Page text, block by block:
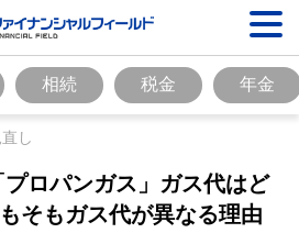
相続 税金 年金
し
プロパンガス」ガス代はど
そもガス代が異なる理由